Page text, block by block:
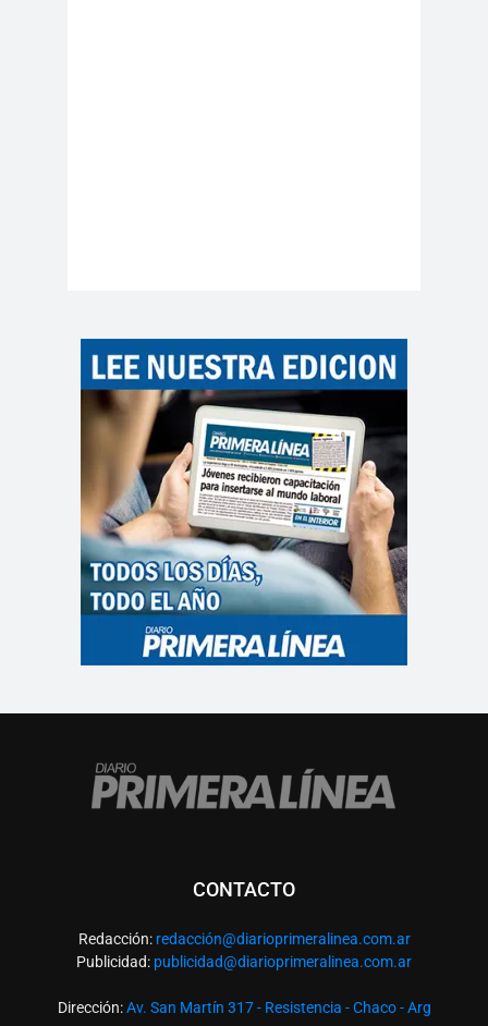
CONTACTO
Redacción: redacción@diarioprimeralinea.com.ar
Publicidad: publicidad@diarioprimeralinea.com.ar
Dirección:Av. San Martín 317 - Resistencia - Chaco - Arg